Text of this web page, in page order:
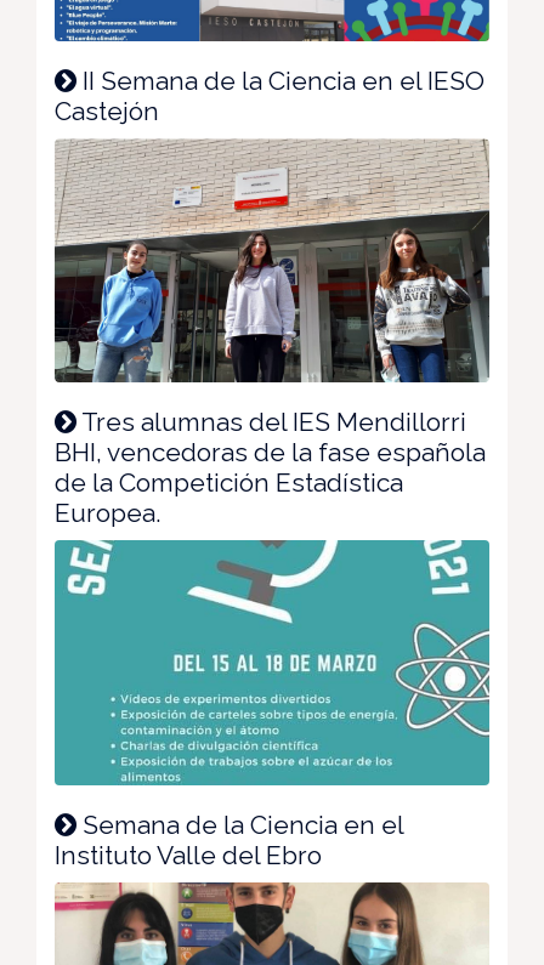
II Semana de la Ciencia en el IESO
Castejón
Tres alumnas del IES Mendillorri
BHI, vencedoras de la fase española
de la Competición Estadística
Europea.
Semana de la Ciencia en el
Instituto Valle del Ebro